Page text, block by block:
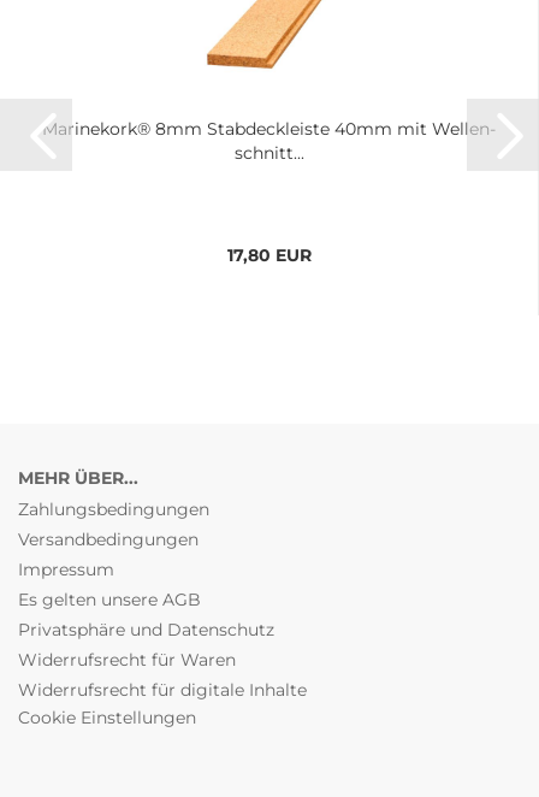
Ma­ri­ne­kork® 8mm Stab­deck­leis­te 40mm mit Wel­len­
schnitt...
17,80 EUR
MEHR ÜBER...
Zahlungsbedingungen
Versandbedingungen
Impressum
Es gelten unsere AGB
Privatsphäre und Datenschutz
Widerrufsrecht für Waren
Widerrufsrecht für digitale Inhalte
Cookie Einstellungen